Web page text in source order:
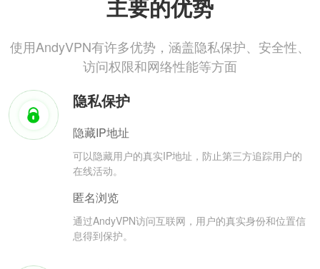
主要的优势
使用AndyVPN有许多优势，涵盖隐私保护、安全性、
访问权限和网络性能等方面
隐私保护
隐藏IP地址
可以隐藏用户的真实IP地址，防止第三方追踪用户的
在线活动。
匿名浏览
通过AndyVPN访问互联网，用户的真实身份和位置信
息得到保护。